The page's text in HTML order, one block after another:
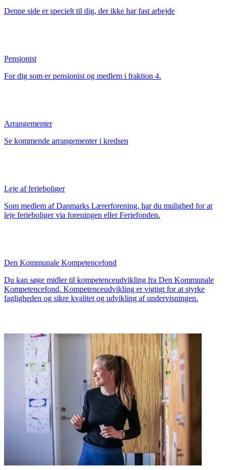
Denne side er specielt til dig, der ikke har fast arbejde
Pensionist
For dig som er pensionist og medlem i fraktion 4.
Arrangementer
Se kommende arrangementer i kredsen
Leje af ferieboliger
Som medlem af Danmarks Lærerforening, har du mulighed for at
leje ferieboliger via foreningen eller Feriefonden.
Den Kommunale Kompetencefond
Du kan søge midler til kompetenceudvikling fra Den Kommunale
Kompetencefond. Kompetenceudvikling er vigtigt for at styrke
fagligheden og sikre kvalitet og udvikling af undervisningen.